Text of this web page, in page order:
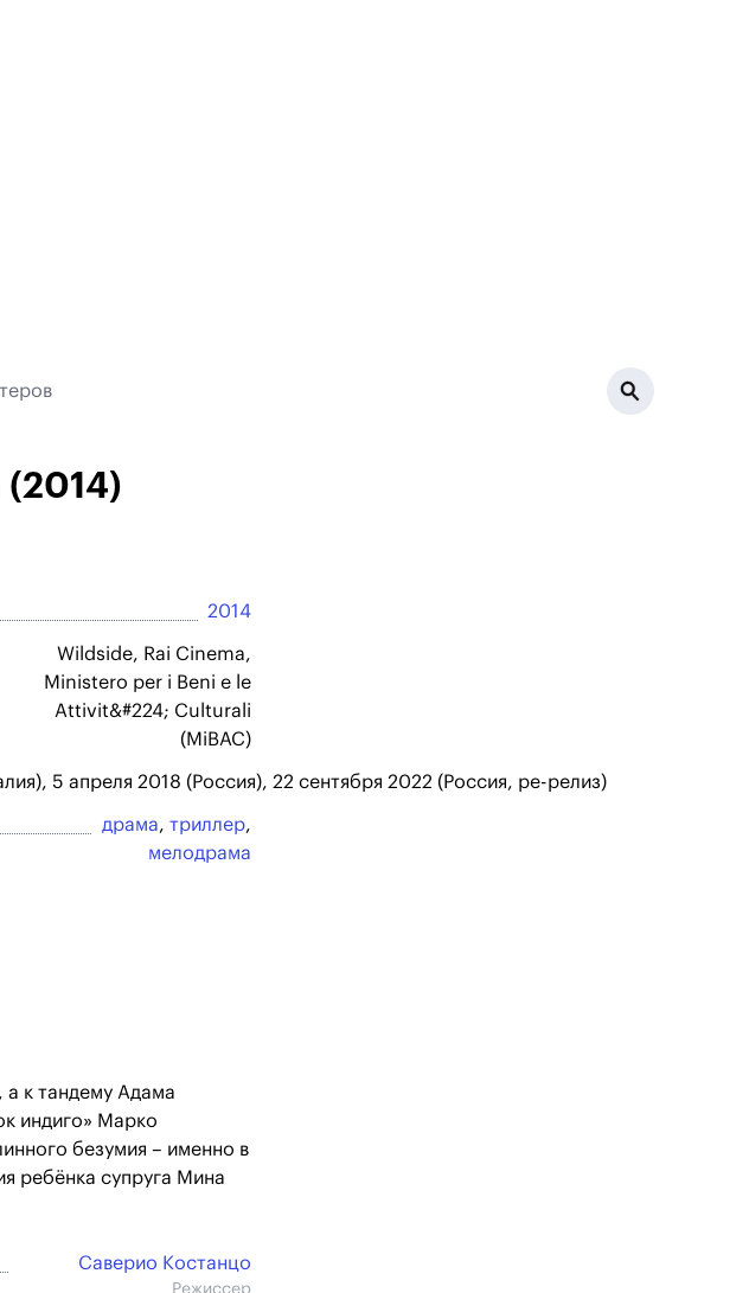
(2014)
2014
Wildside, Rai Cinema,
Ministero per i Beni e le
Attivit&#224; Culturali
(MiBAC)
5 апреля 2018 (Россия), 22 сентября 2022 (Россия, ре-релиз)
драма, триллер,
мелодрама
к тандему Адама
индиго» Марко
безумия – именно в
ребёнка супруга Мина
Саверио Костанцо
Режиссер